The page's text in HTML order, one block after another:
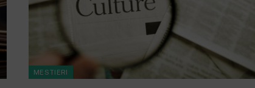
MESTIERI